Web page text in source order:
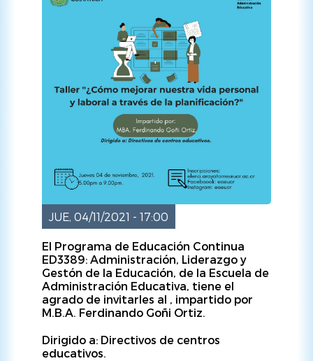
JUE, 04/11/2021 - 17:00
El Programa de Educación Continua
ED3389: Administración, Liderazgo y
Gestón de la Educación, de la Escuela de
Administración Educativa, tiene el
agrado de invitarles al , impartido por
M.B.A. Ferdinando Goñi Ortiz.
Dirigido a: Directivos de centros
educativos.